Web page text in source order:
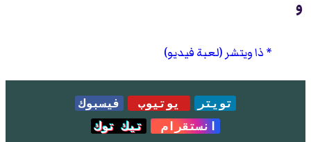
و
ذا ويتشر (لعبة فيديو)
تويتر يوتيوب
فيسبوك
انستقرام
تيك توك